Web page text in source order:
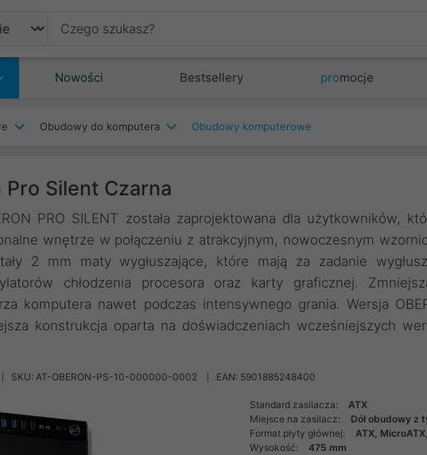
Nowości Bestsellery promocje
Obudowy do komputera Obudowy komputerowe
Silent Czarna
PRO SILENT została zaprojektowana dla użytkowników,
wnętrze w połączeniu z atrakcyjnym, nowoczesnym
2 mm maty wygłuszające, które mają za zadanie
chłodzenia procesora oraz karty graficznej.
komputera nawet podczas intensywnego grania. Wersja
konstrukcja oparta na doświadczeniach wcześniejszych
SKU: AT-OBERON-PS-10-000000-0002 EAN: 5901885248400
Standard zasilacza:
ATX
Miejsce na zasilacz:
Dół obudowy z
Format płyty głównej:
ATX,
Wysokość:
475 mm